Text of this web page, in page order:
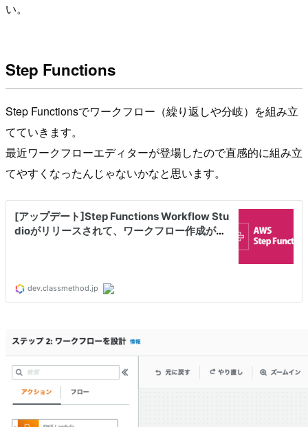
い。
Step Functions
Step Functionsでワークフロー（繰り返しや分岐）を組み立
てていきます。
最近ワークフローエディターが登場したので直感的に組み立
てやすくなったんじゃないかなと思います。